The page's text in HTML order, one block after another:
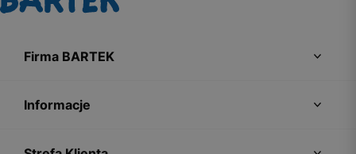
Firma BARTEK
Informacje